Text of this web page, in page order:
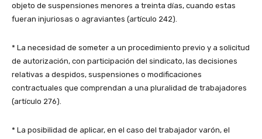
objeto de suspensiones menores a treinta días, cuando estas
fueran injuriosas o agraviantes (artículo 242).
* La necesidad de someter a un procedimiento previo y a solicitud
de autorización, con participación del sindicato, las decisiones
relativas a despidos, suspensiones o modificaciones
contractuales que comprendan a una pluralidad de trabajadores
(artículo 276).
* La posibilidad de aplicar, en el caso del trabajador varón, el